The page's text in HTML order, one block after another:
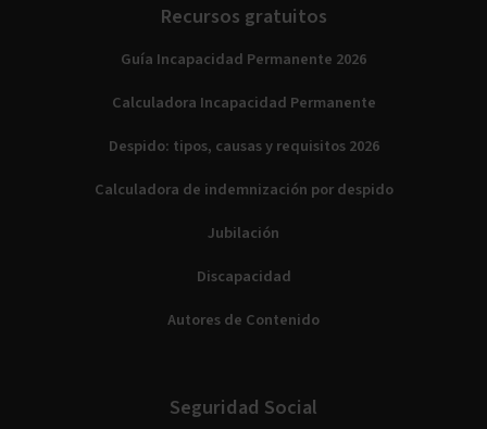
Recursos gratuitos
Guía Incapacidad Permanente 2026
Calculadora Incapacidad Permanente
Despido: tipos, causas y requisitos 2026
Calculadora de indemnización por despido
Jubilación
Discapacidad
Autores de Contenido
Seguridad Social